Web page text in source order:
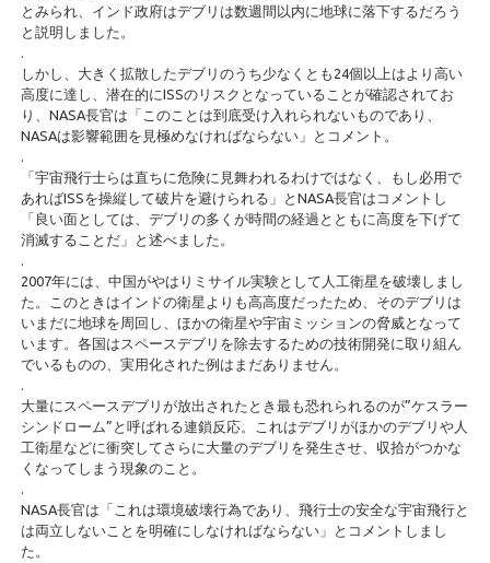
とみられ、インド政府はデブリは数週間以内に地球に落下するだろう
と説明しました。
.
しかし、大きく拡散したデブリのうち少なくとも24個以上はより高い
高度に達し、潜在的にISSのリスクとなっていることが確認されてお
り、NASA長官は「このことは到底受け入れられないものであり、
NASAは影響範囲を見極めなければならない」とコメント。
.
「宇宙飛行士らは直ちに危険に見舞われるわけではなく、もし必用で
あればISSを操縦して破片を避けられる」とNASA長官はコメントし
「良い面としては、デブリの多くが時間の経過とともに高度を下げて
消滅することだ」と述べました。
.
2007年には、中国がやはりミサイル実験として人工衛星を破壊しまし
た。このときはインドの衛星よりも高高度だったため、そのデブリは
いまだに地球を周回し、ほかの衛星や宇宙ミッションの脅威となって
います。各国はスペースデブリを除去するための技術開発に取り組ん
でいるものの、実用化された例はまだありません。
.
大量にスペースデブリが放出されたとき最も恐れられるのが”ケスラー
シンドローム”と呼ばれる連鎖反応。これはデブリがほかのデブリや人
工衛星などに衝突してさらに大量のデブリを発生させ、収拾がつかな
くなってしまう現象のこと。
.
NASA長官は「これは環境破壊行為であり、飛行士の安全な宇宙飛行と
は両立しないことを明確にしなければならない」とコメントしまし
た。